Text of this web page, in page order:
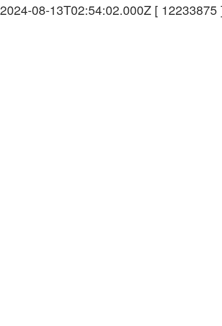
2024-08-13T02:54:02.000Z [ 12233875